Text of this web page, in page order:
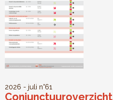
2026 - juli n°61
Conjunctuuroverzicht